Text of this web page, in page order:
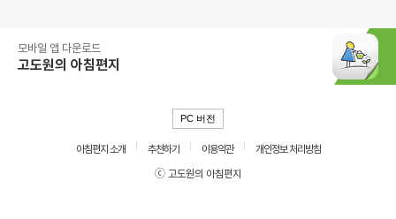
모바일 앱 다운로드
고도원의 아침편지
PC 버전
아침편지 소개 추천하기 이용약관
개인정보 처리방침
ⓒ 고도원의 아침편지